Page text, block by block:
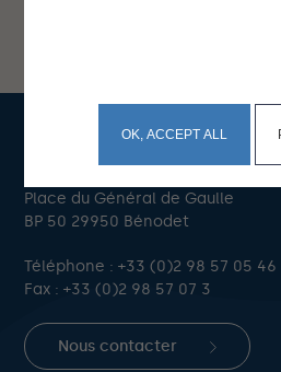
Place du Général de Gaulle
BP 50 29950 Bénodet
Téléphone :+33 (0)2 98 57 05 46
Fax : +33 (0)2 98 57 07 3
Nous contacter
OK, ACCEPT ALL